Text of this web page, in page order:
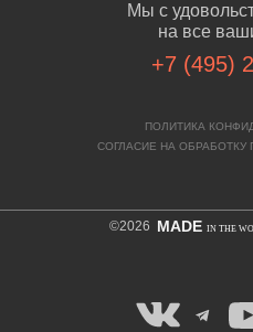
Мы с
на все
+7 (495)
ПОЛИТИКА
СОГЛАСИЕ НА
©2026 MADE IN THE